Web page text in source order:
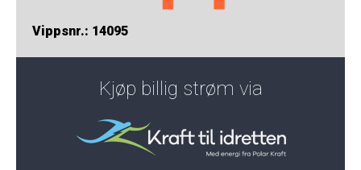
Vippsnr.: 14095
Kjøp billig strøm via